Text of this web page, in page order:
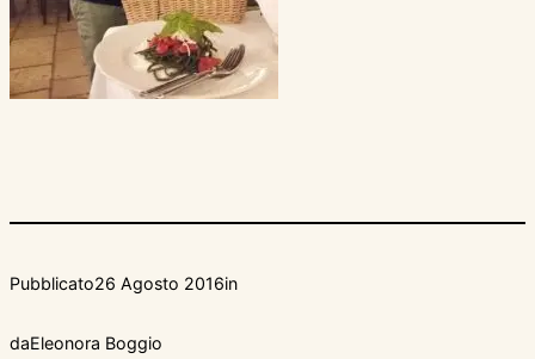
Pubblicato26 Agosto 2016in
daEleonora Boggio